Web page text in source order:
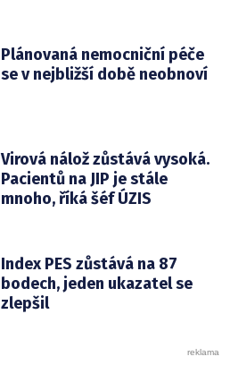
Plánovaná nemocniční péče
se v nejbližší době neobnoví
Virová nálož zůstává vysoká.
Pacientů na JIP je stále
mnoho, říká šéf ÚZIS
Index PES zůstává na 87
bodech, jeden ukazatel se
zlepšil